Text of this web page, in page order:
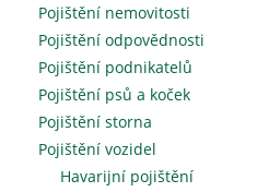
Pojištění nemovitosti
Pojištění odpovědnosti
Pojištění podnikatelů
Pojištění psů a koček
Pojištění storna
Pojištění vozidel
Havarijní pojištění